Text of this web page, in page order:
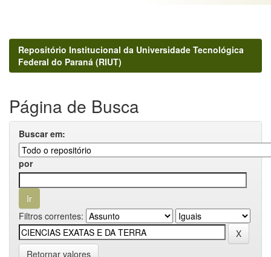
Repositório Institucional da Universidade Tecnológica
Federal do Paraná (RIUT)
Página de Busca
Buscar em:
por
Filtros correntes:
Retornar valores